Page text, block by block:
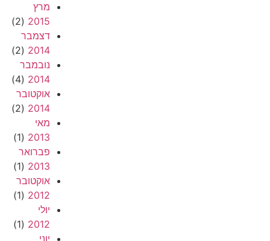
מרץ
2015
(2)
דצמבר
2014
(2)
נובמבר
2014
(4)
אוקטובר
2014
(2)
מאי
2013
(1)
פברואר
2013
(1)
אוקטובר
2012
(1)
יולי
2012
(1)
יוני